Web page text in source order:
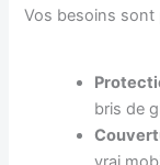
Vos besoins sont
bris de